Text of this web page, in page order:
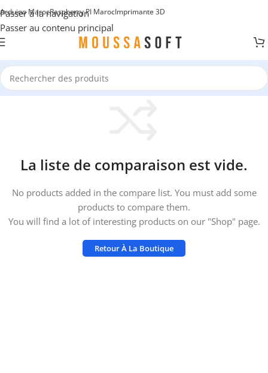
Passer à la navigation
Passer au contenu principal
Arduino MarocRaspberry PI MarocImprimante 3D
La liste de comparaison est vide.
No products added in the compare list. You must add some
products to compare them.
You will find a lot of interesting products on our "Shop" page.
Retour À La Boutique